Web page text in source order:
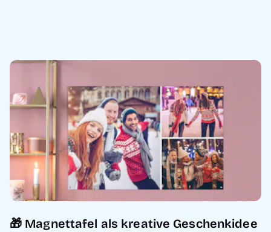
🎁 Magnettafel als kreative Geschenkidee